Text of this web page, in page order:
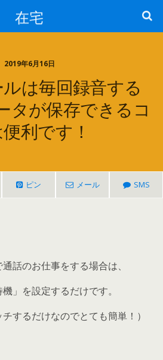
在宅
2019年6月16日
は毎回録音する
タが保存できるコ
利です！
ピン メール SMS
話のお仕事をする場合は、
」を設定するだけです。
するだけなのでとても簡単！）